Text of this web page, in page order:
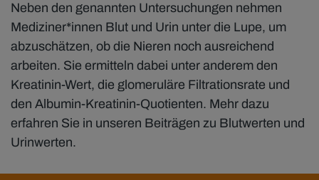
Neben den genannten Untersuchungen nehmen
Mediziner*innen Blut und Urin unter die Lupe, um
abzuschätzen, ob die Nieren noch ausreichend
arbeiten. Sie ermitteln dabei unter anderem den
Kreatinin-Wert, die glomeruläre Filtrationsrate und
den Albumin-Kreatinin-Quotienten. Mehr dazu
erfahren Sie in unseren Beiträgen zu Blutwerten und
Urinwerten.